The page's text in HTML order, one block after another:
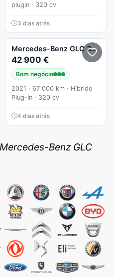
plugin · 320 cv
3 dias atrás
de Coupé 4Matic
Mercedes-Benz GLC 300
42 900 €
Bom negócio
2021 · 67 000 km · Híbrido
Plug-In · 320 cv
4 dias atrás
Benz GLC